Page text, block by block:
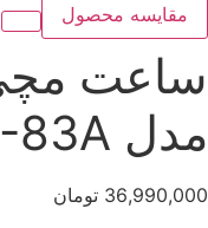
مقایسه محصول
ساعت مچی
مدل EM0668-83A
36,990,000 تومان